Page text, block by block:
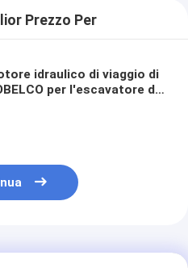
Prezzo Per
idraulico di viaggio di
per l'escavatore di